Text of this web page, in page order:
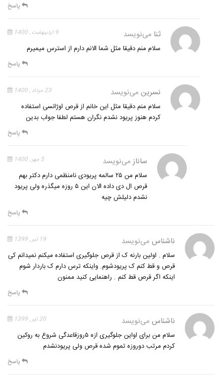
پاسخ
ثنا می‌نویسد 9 اردیبهشت , 1400
سلام منم دقیقا مثل شما الانم دارم از استرس میمیرم
پاسخ
نسرین می‌نویسد 23 مرداد , 1400
سلام منم دقیقا مثل این خانم از قرص اوژانسی استفاده
کردم هنوز پریود نشدم نگران هستم لطفا جواب بدین
پاسخ
سانازمی‌نویسد 5 مهر , 1400
سلام من ۲۵ سالمه پریودی نامنظمی دارم دکتر بهم
قرص ال دی داده الان این ۵ روزه میگذره ولی پریود
نشدم دلیلش چیه
پاسخ
ناشناس می‌نویسد 19 تیر , 1399
سلام . اولین بارنه ک از قرص جلوگیری استفاده میکنم نمیدانم کی
قرص و قط کنم ک پریودشوم. واینکه ترس دارم ک باردار شوم
اینکه اگر قرص قط کنم . راهنمایی کنید ممنون
پاسخ
ناشناس می‌نویسد 20 تیر , 1399
سلام من برای اواین جلوگیری ازه ۵روزقاعدگی شروع به روکین
کردم مرتب دوروزه تموم شده قرص ولی پریودنشدم
پاسخ